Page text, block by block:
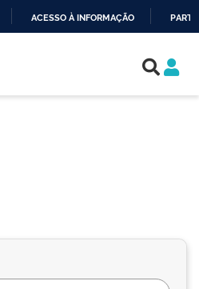
ACESSO À INFORMAÇÃO